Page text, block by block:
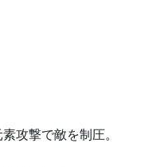
攻撃で敵を制圧。